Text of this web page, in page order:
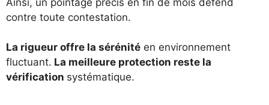
contre toute contestation.
La rigueur offre la sérénité en environnement
fluctuant. La meilleure protection reste la
vérification systématique.